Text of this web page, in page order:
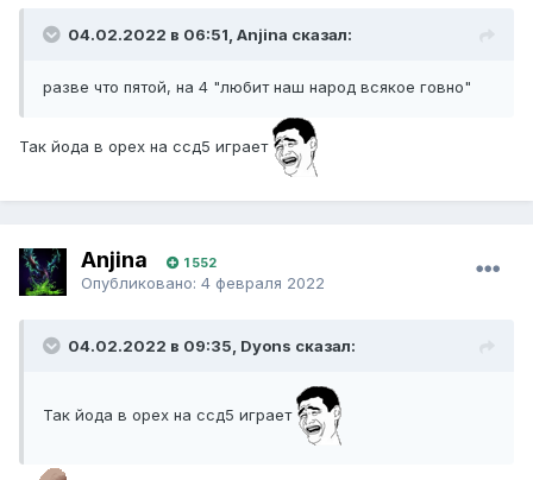
04.02.2022 в 06:51, Anjina сказал:
разве что пятой, на 4 "любит наш народ всякое говно"
Так йода в орех на ссд5 играет
Anjina 1 552
Опубликовано: 4 февраля 2022
04.02.2022 в 09:35, Dyons сказал:
Так йода в орех на ссд5 играет